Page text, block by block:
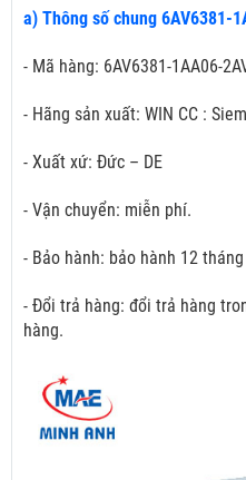
a) Thông số chung 6AV6381-
- Mã hàng: 6AV6381-1AA06-
- Hãng sản xuất: WIN CC :
- Xuất xứ: Đức – DE
- Vận chuyển: miễn phí.
- Bảo hành: bảo hành 12
- Đổi trả hàng: đổi trả hàng
hàng.